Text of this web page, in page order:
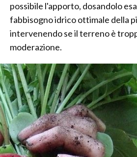
possibile l'apporto, dosandolo
fabbisogno idrico ottimale della
intervenendo se il terreno è
moderazione.